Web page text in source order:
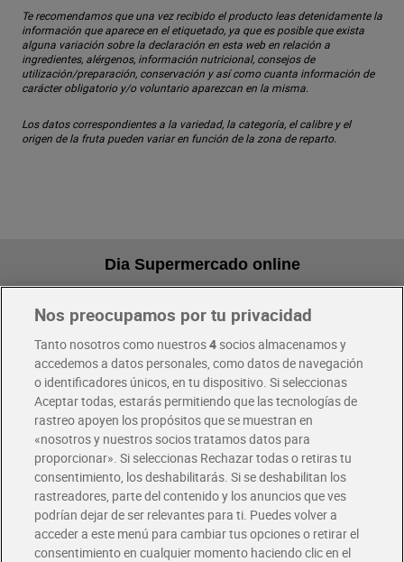
Te recomendamos que una vez recibido el producto leas detenidamente la
información que aparece en el etiquetado, ya que es posible que exista
alguna variación sobre la declaración en esta web en relación a
ingredientes, alérgenos, información nutricional, consejos de
utilización/preparación, conservación y así como cuanta información de
carácter obligatorio y/o voluntario aparezcan en la misma.
Los datos correspondientes a la variedad, la categoría, el calibre y el
origen de la fruta pueden variar en función de la zona de reparto.
Dia Supermercado online
Pide hoy, recibe hoy
Envío gratis por compras superiores a 100€
Envío estandar por 4,99€
Glovo y Uber Eats
Solicita tu factura de Glovo o Uber Eats
Únete al CLUB Dia
Disfruta las ventajas y ofertas exclusivas.
Descárgate la APP Dia
Nos preocupamos por tu privacidad
Tanto nosotros como nuestros4socios almacenamos y
accedemos a datos personales, como datos de navegación
o identificadores únicos, en tu dispositivo. Si seleccionas
Aceptar todas, estarás permitiendo que las tecnologías de
rastreo apoyen los propósitos que se muestran en
«nosotros y nuestros socios tratamos datos para
proporcionar». Si seleccionas Rechazar todas o retiras tu
consentimiento, los deshabilitarás. Si se deshabilitan los
rastreadores, parte del contenido y los anuncios que ves
podrían dejar de ser relevantes para ti. Puedes volver a
acceder a este menú para cambiar tus opciones o retirar el
consentimiento en cualquier momento haciendo clic en el